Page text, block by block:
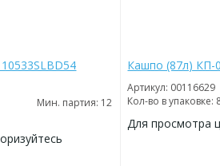
Мин. партия: 12
Кашпо (87л) КП-
Артикул: 00116629
Кол-во в упаковке:
Для просмотра